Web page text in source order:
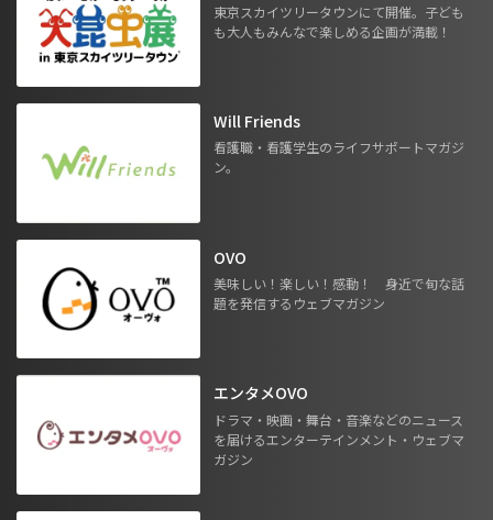
東京スカイツリータウンにて開催。子ども
も大人もみんなで楽しめる企画が満載！
Will Friends
看護職・看護学生のライフサポートマガジ
ン。
OVO
美味しい！楽しい！感動！ 身近で旬な話
題を発信するウェブマガジン
エンタメOVO
ドラマ・映画・舞台・音楽などのニュース
を届けるエンターテインメント・ウェブマ
ガジン